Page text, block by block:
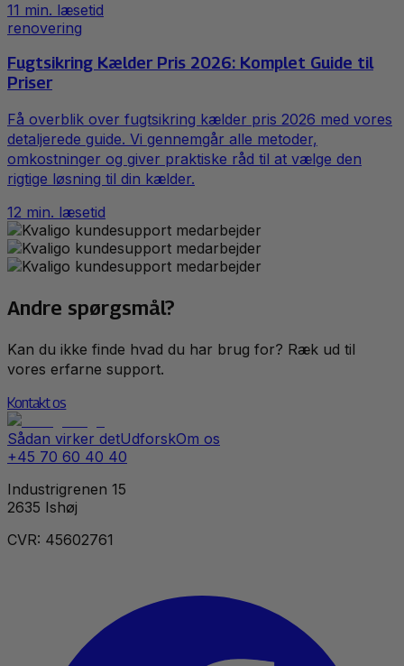
11 min. læsetid
renovering
Fugtsikring Kælder Pris 2026: Komplet Guide til
Priser
Få overblik over fugtsikring kælder pris 2026 med vores
detaljerede guide. Vi gennemgår alle metoder,
omkostninger og giver praktiske råd til at vælge den
rigtige løsning til din kælder.
12 min. læsetid
Andre spørgsmål?
Kan du ikke finde hvad du har brug for? Ræk ud til
vores erfarne support.
Kontakt os
Sådan virker detUdforskOm os
+45 70 60 40 40
Industrigrenen 15
2635 Ishøj
CVR: 45602761